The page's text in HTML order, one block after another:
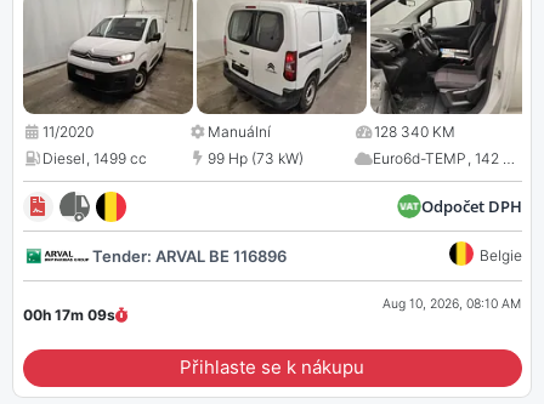
11/2020 Manuální
128 340 KM
Diesel, 1499 cc 99 Hp (73 kW) Euro6d-TEMP, 142 CO
Odpočet DPH
Tender: ARVAL BE 116896 Belgie
00h 17m 08s
Aug 10, 2026, 08:10 AM
Přihlaste se k nákupu